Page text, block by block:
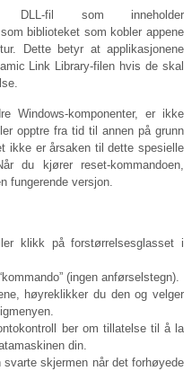
DLL-fil som inneholder
biblioteket som kobler appene
Dette betyr at applikasjonene
Link Library-filen hvis de skal
Windows-komponenter, er ikke
opptre fra tid til annen på grunn
ikke er årsaken til dette spesielle
du kjører reset-kommandoen,
fungerende versjon.
klikk på forstørrelsesglasset i
(ingen anførselstegn).
høyreklikker du den og velger
ber om tillatelse til å la
din.
skjermen når det forhøyede